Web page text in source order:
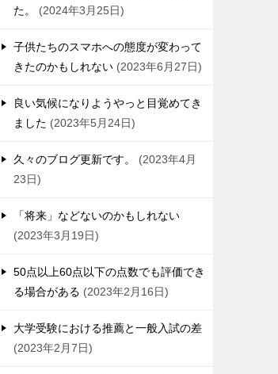
た。
2024年3月25日
子供たちのスマホへの態度が変わって
きたのかもしれない 2023年6月27日
良い気候になりようやっと目覚めてき
ました
2023年5月24日
久々のブログ更新です。
2023年4月
23日
「将来」などないのかもしれない
2023年3月19日
50点以上60点以下の点数でも評価でき
る場合がある
2023年2月16日
大学受験における推薦と一般入試の差
2023年2月7日